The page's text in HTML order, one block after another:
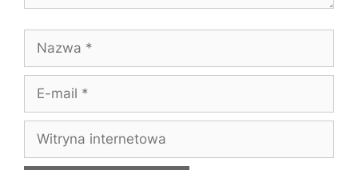
mail
internetowa